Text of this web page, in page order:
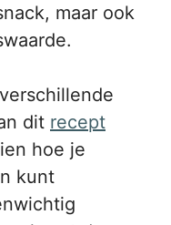
maar ook
dit recept
hoe je
kunt